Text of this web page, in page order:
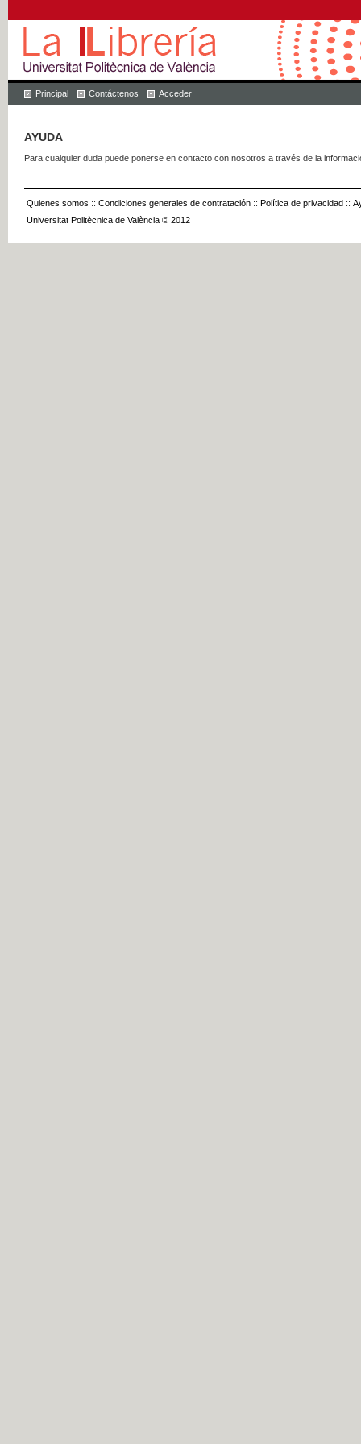
Principal Contáctenos Acceder
AYUDA
Para cualquier duda puede ponerse en contacto con nosotros a través de la
Quienes somos :: Condiciones generales de contratación :: Política de privacidad ::
Universitat Politècnica de València © 2012